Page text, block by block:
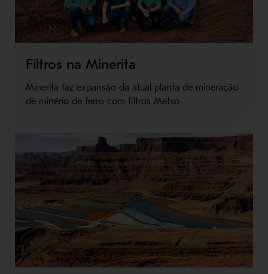
Filtros na Minerita
Minerita faz expansão da atual planta de mineração
de minério de ferro com filtros Metso